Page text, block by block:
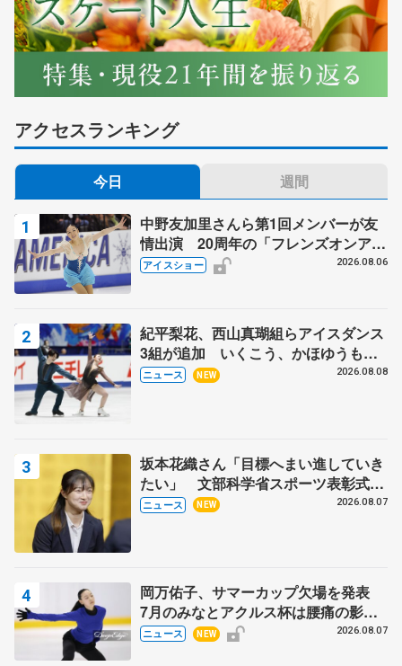
アクセスランキング
今日 週間
中野友加里さんら第1回メンバーが友
情出演 20周年の「フレンズオンアイ
ス」 宮本賢二さん、有川梨絵さん、
アイスショー 2026.08.06
紀平梨花、西山真瑚組らアイスダンス
3組が追加 いくこう、かほゆうも、
木下グループ杯
ニュース NEW 2026.08.08
坂本花織さん「目標へまい進していき
たい」 文部科学省スポーツ表彰式で
代表謝辞
ニュース NEW 2026.08.07
岡万佑子、サマーカップ欠場を発表
7月のみなとアクルス杯は腰痛の影響
で
ニュース NEW 2026.08.07